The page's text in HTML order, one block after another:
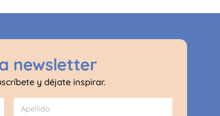
newsletter
y déjate inspirar.